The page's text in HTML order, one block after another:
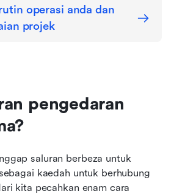
operasi anda dan
projek
pengedaran
saluran berbeza untuk
kaedah untuk berhubung
kita pecahkan enam cara